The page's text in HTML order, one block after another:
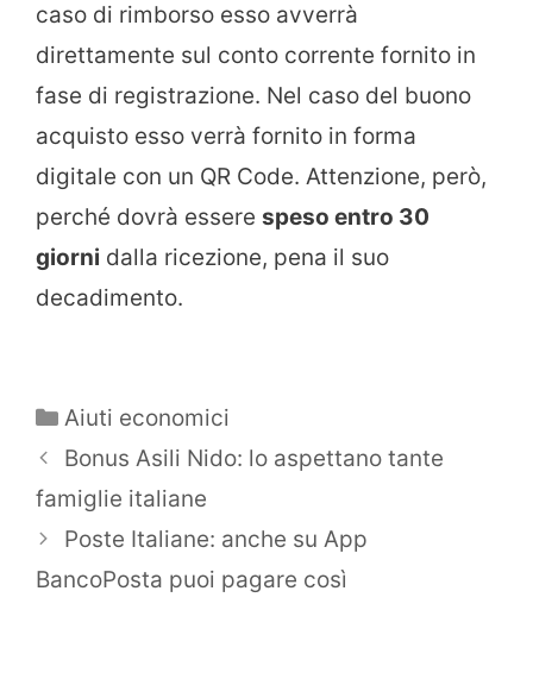
caso di rimborso esso avverrà
direttamente sul conto corrente fornito in
fase di registrazione. Nel caso del buono
acquisto esso verrà fornito in forma
digitale con un QR Code. Attenzione, però,
perché dovrà essere speso entro 30
giorni dalla ricezione, pena il suo
decadimento.
Categorie
Aiuti economici
Bonus Asili Nido: lo aspettano tante
famiglie italiane
Poste Italiane: anche su App
BancoPosta puoi pagare così